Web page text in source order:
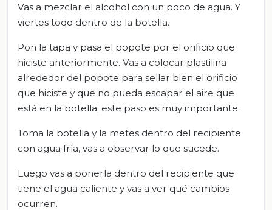
Vas a mezclar el alcohol con un poco de agua. Y
viertes todo dentro de la botella.
Pon la tapa y pasa el popote por el orificio que
hiciste anteriormente. Vas a colocar plastilina
alrededor del popote para sellar bien el orificio
que hiciste y que no pueda escapar el aire que
está en la botella; este paso es muy importante.
Toma la botella y la metes dentro del recipiente
con agua fría, vas a observar lo que sucede.
Luego vas a ponerla dentro del recipiente que
tiene el agua caliente y vas a ver qué cambios
ocurren.